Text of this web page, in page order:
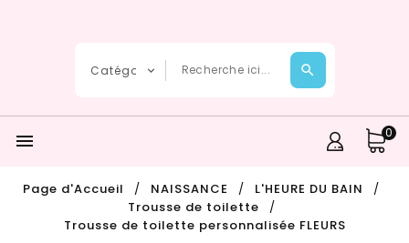
 0
Page d'Accueil NAISSANCE
L'HEURE DU BAIN
Trousse de toilette
Trousse de toilette personnalisée FLEURS